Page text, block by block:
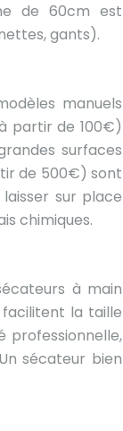
de 60cm est
gants).
manuels
partir de 100€)
surfaces
de 500€) sont
sur place
chimiques.
à main
la taille
professionnelle,
sécateur bien